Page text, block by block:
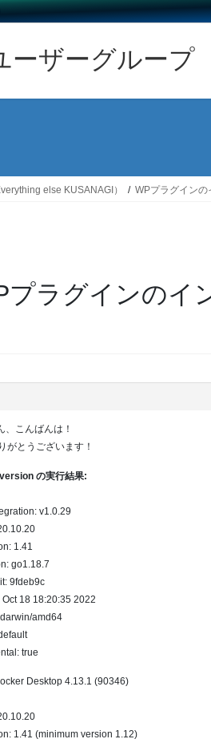
ーザーグループ
else KUSANAGI） WPプラグインの
プラグインのイ
、こんばんは！
がとうございます！
の実行結果:
v1.0.29
1.41
go1.18.7
9fdeb9c
Oct 18 18:20:35 2022
amd64
true
Desktop 4.13.1 (90346)
1.41 (minimum version 1.12)